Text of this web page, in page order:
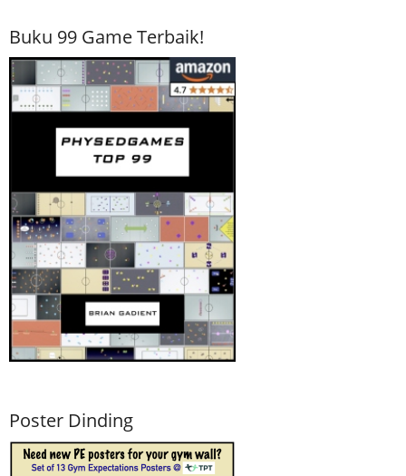
Buku 99 Game Terbaik!
Poster Dinding